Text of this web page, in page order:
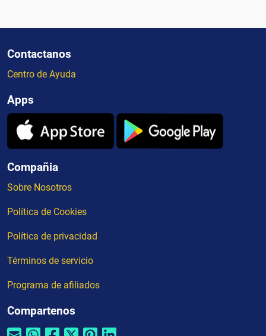
Contactanos
Centro de Ayuda
Apps
Compañia
Sobre Nosotros
Política de Cookies
Política de privacidad
Términos de servicio
Programa de afiliados
Compartenos